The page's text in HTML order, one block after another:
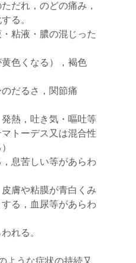
だれ，のどの痛み，
る。
粘液・膿の混じった
色くなる），褐色
だるさ，関節痛
熱，吐き気・嘔吐等
トーデス又は混合性
息苦しい等があらわ
膚や粘膜が青白くみ
る，血尿等があらわ
れる。
ような症状の持続又